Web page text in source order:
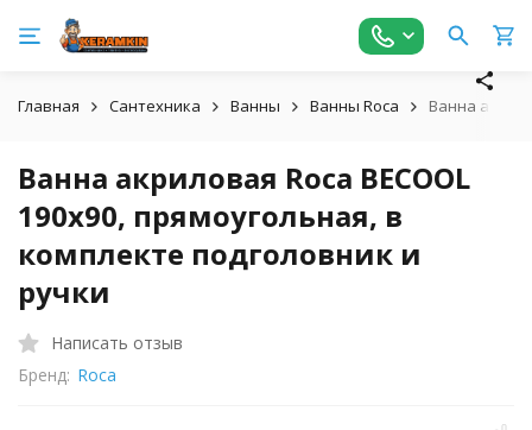
Главная Сантехника Ванны Ванны Roca Ванна
Ванна акриловая Roca BECOOL
190х90, прямоугольная, в
комплекте подголовник и
ручки
Написать отзыв
Бренд: Roca